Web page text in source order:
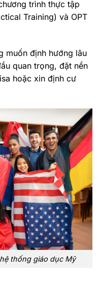
trình thực tập
Training) và OPT
muốn định hướng lâu
quan trọng, đặt nền
hoặc xin định cư
thống giáo dục Mỹ